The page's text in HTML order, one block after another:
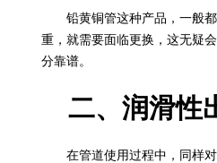
铅黄铜管这种产品，一般都
重，就需要面临更换，这无疑
分靠谱。
二、润滑性
在管道使用过程中，同样对